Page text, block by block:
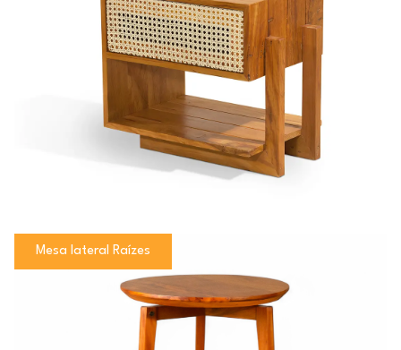
Mesa lateral Raízes